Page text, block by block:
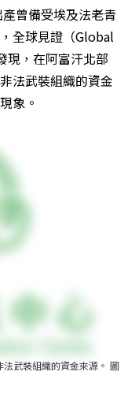
曾備受埃及法老青
全球見證（Global
現，在阿富汗北部
法武裝組織的資金
象。
武裝組織的資金來源。 圖